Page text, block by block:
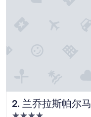
2. 兰乔拉斯帕尔
兰乔拉斯帕尔马斯